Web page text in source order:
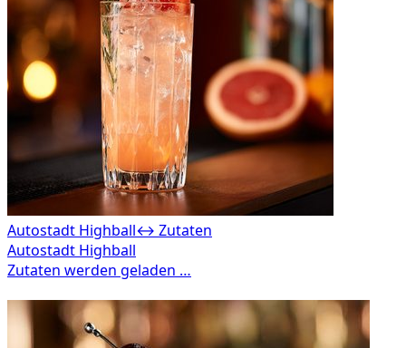
Autostadt Highball↔ Zutaten